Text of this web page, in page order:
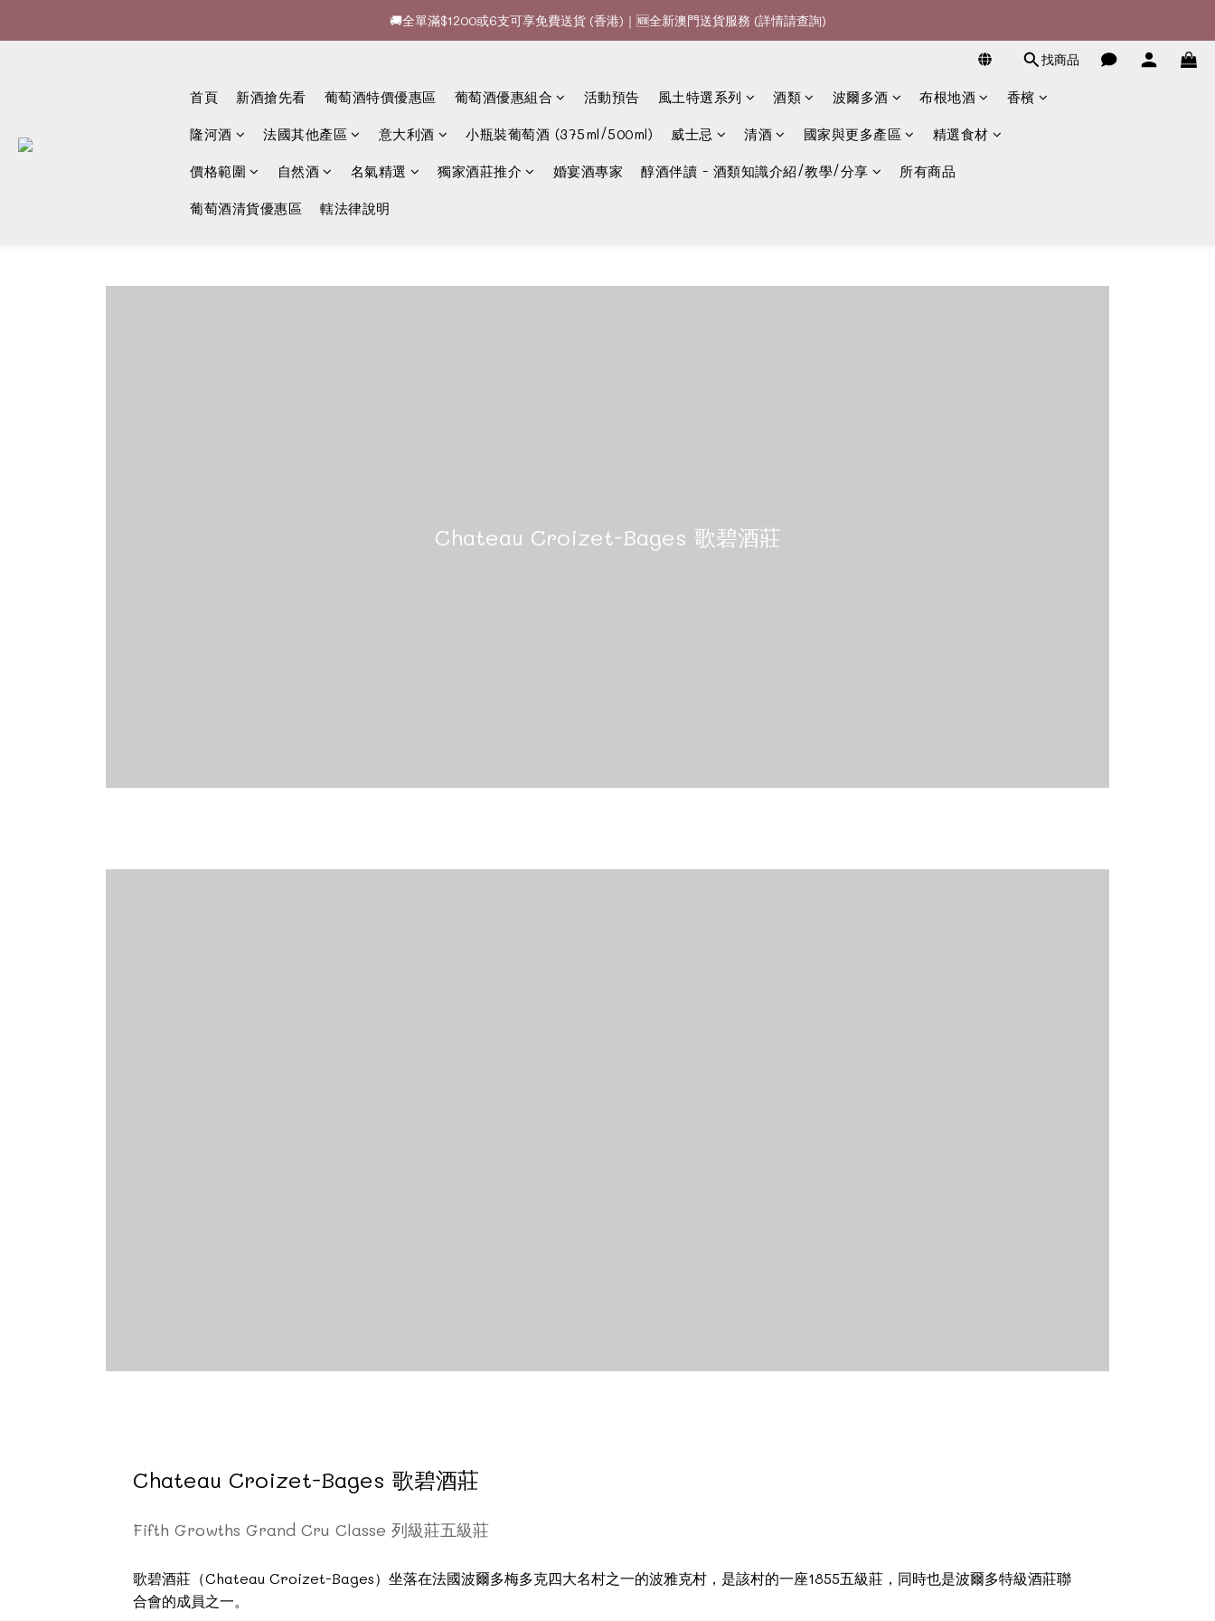
🚚全單滿$1200或6支可享免費送貨 (香港)｜🆕全新澳門送貨服務 (詳情請查詢)
🚚全單滿$1200或6支可享免費送貨 (香港)｜🆕全新澳門送貨服務 (詳情請查詢)
🚚全單滿$1200或6支可享免費送貨 (香港)｜🆕全新澳門送貨服務 (詳情請查詢)
找商品
首頁 新酒搶先看 葡萄酒特價優惠區 葡萄酒優惠組合 活動預告 風土特選系列 酒類 波爾多酒 布根地酒 香檳
隆河酒 法國其他產區 意大利酒 小瓶裝葡萄酒 (375ml/500ml) 威士忌 清酒 國家與更多產區 精選食材
價格範圍 自然酒 名氣精選 獨家酒莊推介 婚宴酒專家 醇酒伴讀 - 酒類知識介紹/教學/分享 所有商品
葡萄酒清貨優惠區 轄法律說明
Chateau Croizet-Bages 歌碧酒莊
Chateau Croizet-Bages 歌碧酒莊
Fifth Growths Grand Cru Classe 列級莊五級莊
歌碧酒莊（Chateau Croizet-Bages）坐落在法國波爾多梅多克四大名村之一的波雅克村，是該村的一座1855五級莊，同時也是波爾多特級酒莊聯
合會的成員之一。